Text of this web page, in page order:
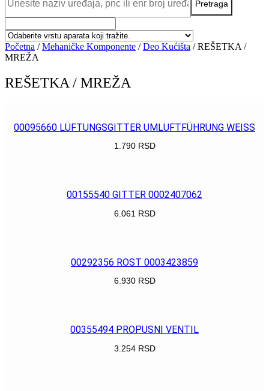
Početna /Mehaničke Komponente /Deo Kućišta / REŠETKA /
MREŽA
REŠETKA / MREŽA
00095660 LÜFTUNGSGITTER UMLUFTFÜHRUNG WEISS
1.790 RSD
00155540 GITTER 0002407062
6.061 RSD
00292356 ROST 0003423859
6.930 RSD
00355494 PROPUSNI VENTIL
3.254 RSD